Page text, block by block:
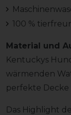
100 %
Material und
Kentuckys
wärmenden
perfekte
Das Highlight